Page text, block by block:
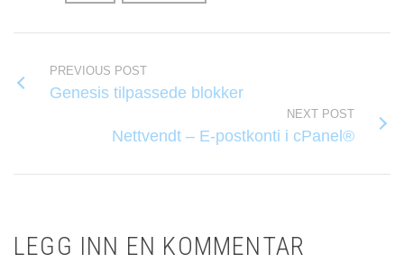
PREVIOUS POST
Genesis tilpassede blokker
NEXT POST
Nettvendt – E-postkonti i cPanel®
LEGG INN EN KOMMENTAR